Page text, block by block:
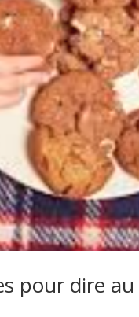
pour dire